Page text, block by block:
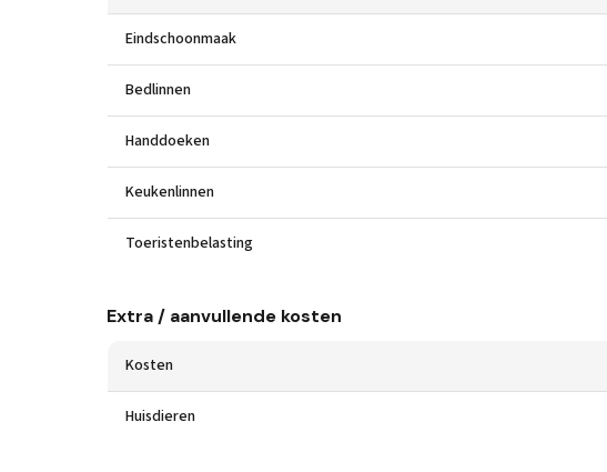
Eindschoonmaak
Bedlinnen
Handdoeken
Keukenlinnen
Toeristenbelasting
Extra / aanvullende kosten
Kosten
Huisdieren